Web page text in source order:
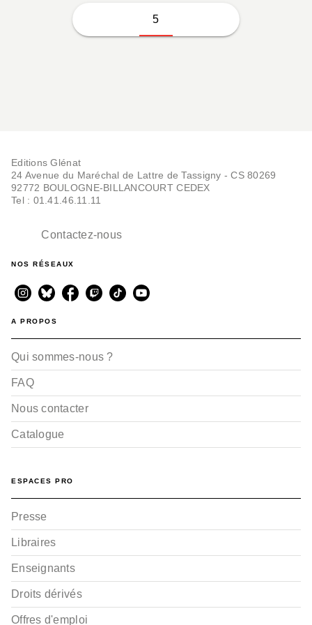
5
Editions Glénat
24 Avenue du Maréchal de Lattre de Tassigny - CS 80269
92772 BOULOGNE-BILLANCOURT CEDEX
Tel : 01.41.46.11.11
Contactez-nous
NOS RÉSEAUX
A PROPOS
Qui sommes-nous ?
FAQ
Nous contacter
Catalogue
ESPACES PRO
Presse
Libraires
Enseignants
Droits dérivés
Offres d'emploi